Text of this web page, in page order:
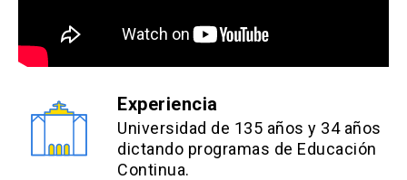
Experiencia
Universidad de 135 años y 34 años
dictando programas de Educación
Continua.